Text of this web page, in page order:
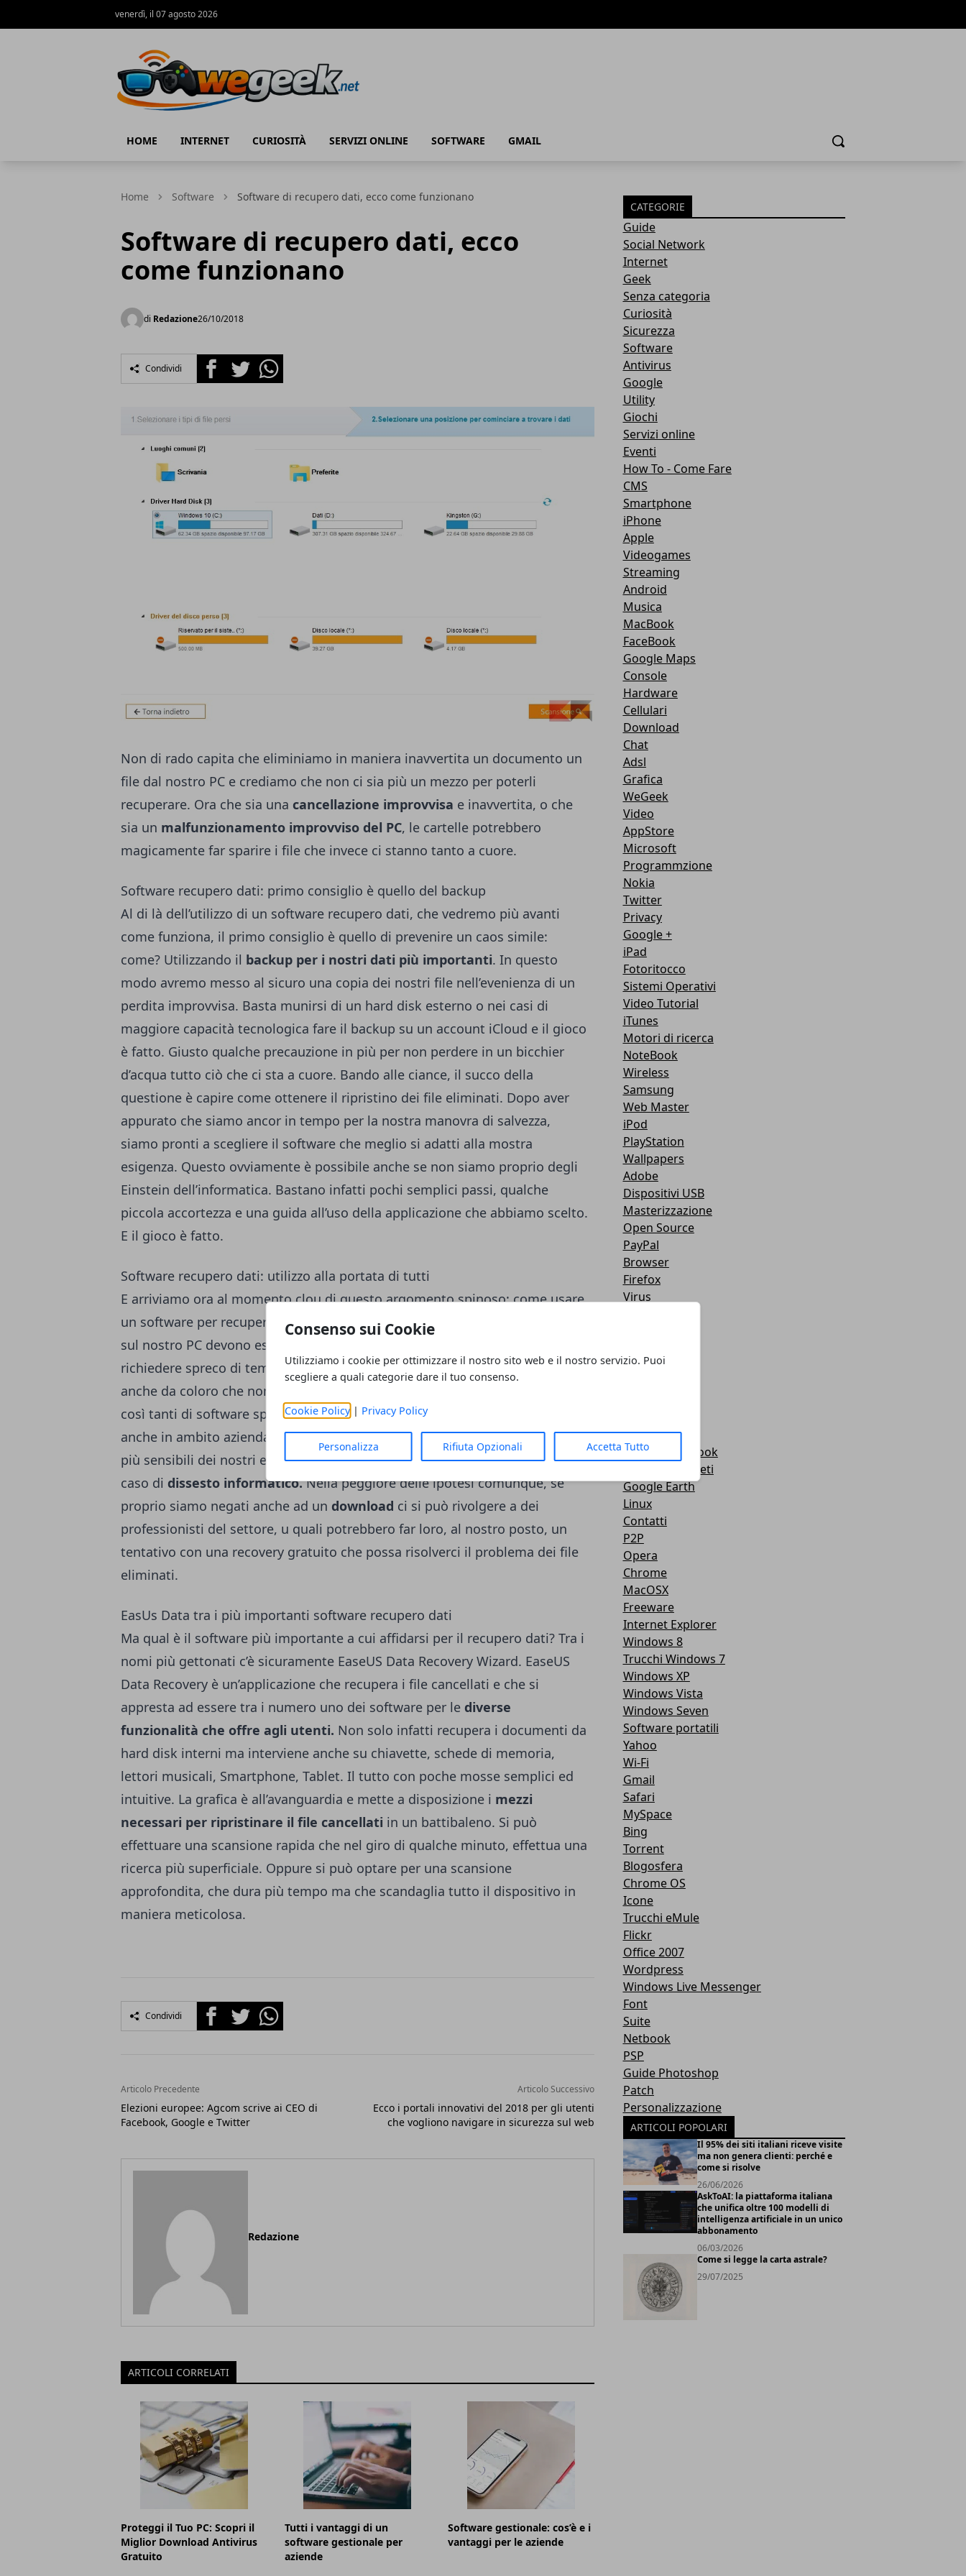
Consenso sui Cookie
Utilizziamo i cookie per ottimizzare il nostro sito web e il nostro servizio. Puoi
scegliere a quali categorie dare il tuo consenso.
Cookie Policy| Privacy Policy
Personalizza Rifiuta Opzionali Accetta Tutto
venerdì, il 07 agosto 2026
HOME INTERNET CURIOSITÀ SERVIZI ONLINE SOFTWARE GMAIL Cerca
Home Software Software di recupero dati, ecco come funzionano
Software di recupero dati, ecco
come funzionano
di Redazione26/10/2018
Condividi FacebookTwitterWhatsapp
Non di rado capita che eliminiamo in maniera inavvertita un documento un
file dal nostro PC e crediamo che non ci sia più un mezzo per poterli
recuperare. Ora che sia una cancellazione improvvisa e inavvertita, o che
sia un malfunzionamento improvviso del PC, le cartelle potrebbero
magicamente far sparire i file che invece ci stanno tanto a cuore.
Software recupero dati: primo consiglio è quello del backup
Al di là dell’utilizzo di un software recupero dati, che vedremo più avanti
come funziona, il primo consiglio è quello di prevenire un caos simile:
come? Utilizzando il backup per i nostri dati più importanti. In questo
modo avremo messo al sicuro una copia dei nostri file nell’evenienza di un
perdita improvvisa. Basta munirsi di un hard disk esterno o nei casi di
maggiore capacità tecnologica fare il backup su un account iCloud e il gioco
è fatto. Giusto qualche precauzione in più per non perdere in un bicchier
d’acqua tutto ciò che ci sta a cuore. Bando alle ciance, il succo della
questione è capire come ottenere il ripristino dei file eliminati. Dopo aver
appurato che siamo ancor in tempo per la nostra manovra di salvezza,
siamo pronti a scegliere il software che meglio si adatti alla mostra
esigenza. Questo ovviamente è possibile anche se non siamo proprio degli
Einstein dell’informatica. Bastano infatti pochi semplici passi, qualche
piccola accortezza e una guida all’uso della applicazione che abbiamo scelto.
E il gioco è fatto.
Software recupero dati: utilizzo alla portata di tutti
E arriviamo ora al momento clou di questo argomento spinoso: come usare
un software per recuperare dati. Le applicazioni che decidiamo di installare
sul nostro PC devono essere pratiche e semplici da usare, non devono
richiedere spreco di tempo e soprattutto devono poter essere accessibili
anche da coloro che non sono grandi smanettoni. Su internet ne troviamo
così tanti di software specifici che oggi addirittura sono diventati gettonati
anche in ambito aziendale, dal momento che i loro documenti sono ancora
più sensibili dei nostri e occorre necessariamente mettere le mani avanti in
caso di dissesto informatico.Nella peggiore delle ipotesi comunque, se
proprio siamo negati anche ad un download ci si può rivolgere a dei
professionisti del settore, u quali potrebbero far loro, al nostro posto, un
tentativo con una recovery gratuito che possa risolverci il problema dei file
eliminati.
EasUs Data tra i più importanti software recupero dati
Ma qual è il software più importante a cui affidarsi per il recupero dati? Tra i
nomi più gettonati c’è sicuramente EaseUS Data Recovery Wizard. EaseUS
Data Recovery è un’applicazione che recupera i file cancellati e che si
appresta ad essere tra i numero uno dei software per le diverse
funzionalità che offre agli utenti. Non solo infatti recupera i documenti da
hard disk interni ma interviene anche su chiavette, schede di memoria,
lettori musicali, Smartphone, Tablet. Il tutto con poche mosse semplici ed
intuitive. La grafica è all’avanguardia e mette a disposizione i mezzi
necessari per ripristinare il file cancellati in un battibaleno. Si può
effettuare una scansione rapida che nel giro di qualche minuto, effettua una
ricerca più superficiale. Oppure si può optare per una scansione
approfondita, che dura più tempo ma che scandaglia tutto il dispositivo in
maniera meticolosa.
Condividi FacebookTwitterWhatsapp
Articolo Precedente
Elezioni europee: Agcom scrive ai CEO di
Facebook, Google e Twitter
Articolo Successivo
Ecco i portali innovativi del 2018 per gli utenti
che vogliono navigare in sicurezza sul web
Redazione
ARTICOLI CORRELATI
Proteggi il Tuo PC: Scopri il
Miglior Download Antivirus
Gratuito
Tutti i vantaggi di un
software gestionale per
aziende
Software gestionale: cos’è e i
vantaggi per le aziende
CATEGORIE
Guide
Social Network
Internet
Geek
Senza categoria
Curiosità
Sicurezza
Software
Antivirus
Google
Utility
Giochi
Servizi online
Eventi
How To - Come Fare
CMS
Smartphone
iPhone
Apple
Videogames
Streaming
Android
Musica
MacBook
FaceBook
Google Maps
Console
Hardware
Cellulari
Download
Chat
Adsl
Grafica
WeGeek
Video
AppStore
Microsoft
Programmzione
Nokia
Twitter
Privacy
Google +
iPad
Fotoritocco
Sistemi Operativi
Video Tutorial
iTunes
Motori di ricerca
NoteBook
Wireless
Samsung
Web Master
iPod
PlayStation
Wallpapers
Adobe
Dispositivi USB
Masterizzazione
Open Source
PayPal
Browser
Firefox
Virus
Skype
Spam
Trucchi FaceBook
Trucchi e Segreti
Google Earth
Linux
Contatti
P2P
Opera
Chrome
MacOSX
Freeware
Internet Explorer
Windows 8
Trucchi Windows 7
Windows XP
Windows Vista
Windows Seven
Software portatili
Yahoo
Wi-Fi
Gmail
Safari
MySpace
Bing
Torrent
Blogosfera
Chrome OS
Icone
Trucchi eMule
Flickr
Office 2007
Wordpress
Windows Live Messenger
Font
Suite
Netbook
PSP
Guide Photoshop
Patch
Personalizzazione
ARTICOLI POPOLARI
Il 95% dei siti italiani riceve visite
ma non genera clienti: perché e
come si risolve
26/06/2026
AskToAI: la piattaforma italiana
che unifica oltre 100 modelli di
intelligenza artificiale in un unico
abbonamento
06/03/2026
Come si legge la carta astrale?
29/07/2025